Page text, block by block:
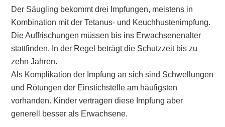
Der Säugling bekommt drei Impfungen, meistens in
Kombination mit der Tetanus- und Keuchhustenimpfung.
Die Auffrischungen müssen bis ins Erwachsenenalter
stattfinden. In der Regel beträgt die Schutzzeit bis zu
zehn Jahren.
Als Komplikation der Impfung an sich sind Schwellungen
und Rötungen der Einstichstelle am häufigsten
vorhanden. Kinder vertragen diese Impfung aber
generell besser als Erwachsene.